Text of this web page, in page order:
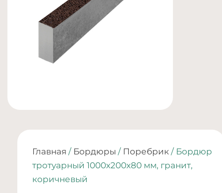
Главная / Бордюры / Поребрик / Бордюр
тротуарный 1000х200х80 мм, гранит,
коричневый